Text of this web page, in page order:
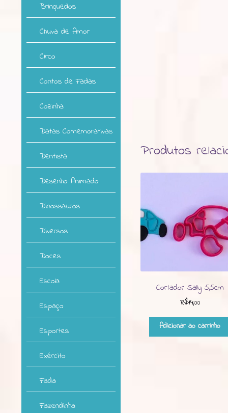
Produtos
Cortador Sally 5,5cm
R$14,00
Adicionar ao carrinho
Brinquedos
Chuva de Amor
Circo
Contos de Fadas
Cozinha
Datas Comemorativas
Dentista
Desenho Animado
Dinossauros
Diversos
Doces
Escola
Espaço
Esportes
Exército
Fada
Fazendinha